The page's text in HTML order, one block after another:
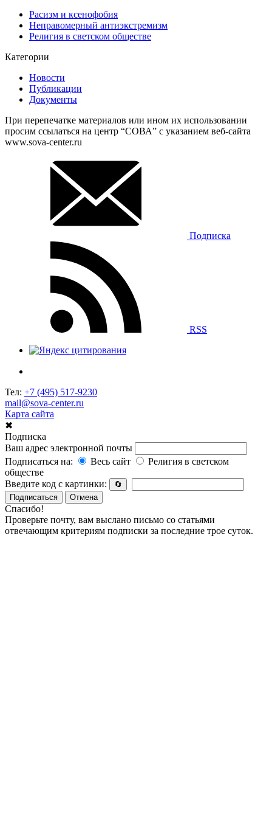
Расизм и ксенофобия
Неправомерный антиэкстремизм
Религия в светском обществе
Категории
Новости
Публикации
Документы
При перепечатке материалов или ином их использовании
просим ссылаться на центр “СОВА” с указанием веб-сайта
www.sova-center.ru
Подписка
RSS
Тел: +7 (495) 517-9230
mail@sova-center.ru
Карта сайта
✖
Подписка
Ваш адрес электронной почты
Подписаться на:
Весь сайт
Религия в светском
обществе
Введите код с картинки:
🔄
Подписаться
Отмена
Спасибо!
Проверьте почту, вам выслано письмо со статьями
отвечающим критериям подписки за последние трое суток.